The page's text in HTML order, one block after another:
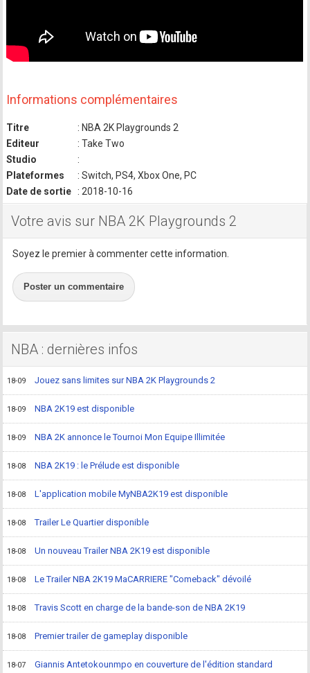
Informations complémentaires
Titre
: NBA 2K Playgrounds 2
Editeur
: Take Two
Studio
:
Plateformes
: Switch, PS4, Xbox One, PC
Date de sortie
: 2018-10-16
Votre avis sur NBA 2K Playgrounds 2
Soyez le premier à commenter cette information.
Poster un commentaire
NBA : dernières infos
18-09 Jouez sans limites sur NBA 2K Playgrounds 2
18-09 NBA 2K19 est disponible
18-09 NBA 2K annonce le Tournoi Mon Equipe Illimitée
18-08 NBA 2K19 : le Prélude est disponible
18-08 L'application mobile MyNBA2K19 est disponible
18-08 Trailer Le Quartier disponible
18-08 Un nouveau Trailer NBA 2K19 est disponible
18-08 Le Trailer NBA 2K19 MaCARRIERE "Comeback" dévoilé
18-08 Travis Scott en charge de la bande-son de NBA 2K19
18-08 Premier trailer de gameplay disponible
18-07 Giannis Antetokounmpo en couverture de l'édition standard